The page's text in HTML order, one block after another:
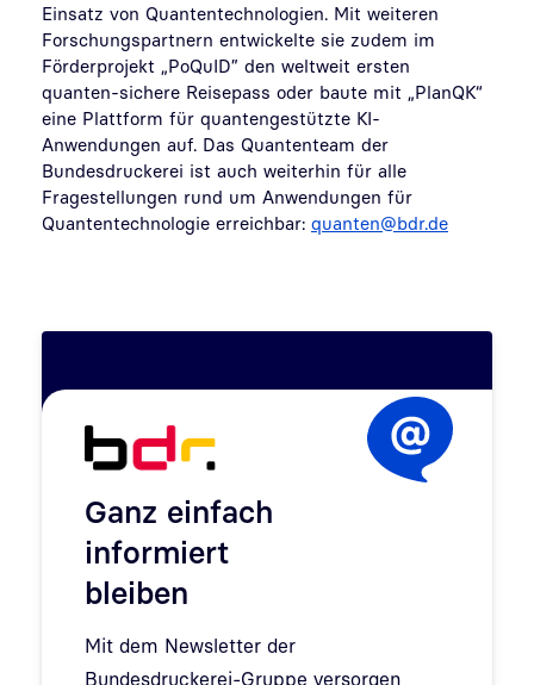
Einsatz von Quantentechnologien. Mit weiteren
Forschungspartnern entwickelte sie zudem im
Förderprojekt „PoQuID” den weltweit ersten
quanten-sichere Reisepass oder baute mit „PlanQK“
eine Plattform für quantengestützte KI-
Anwendungen auf. Das Quantenteam der
Bundesdruckerei ist auch weiterhin für alle
Fragestellungen rund um Anwendungen für
Quantentechnologie erreichbar: quanten@bdr.de
Ganz einfach
informiert
bleiben
Mit dem Newsletter der
Bundesdruckerei-Gruppe versorgen